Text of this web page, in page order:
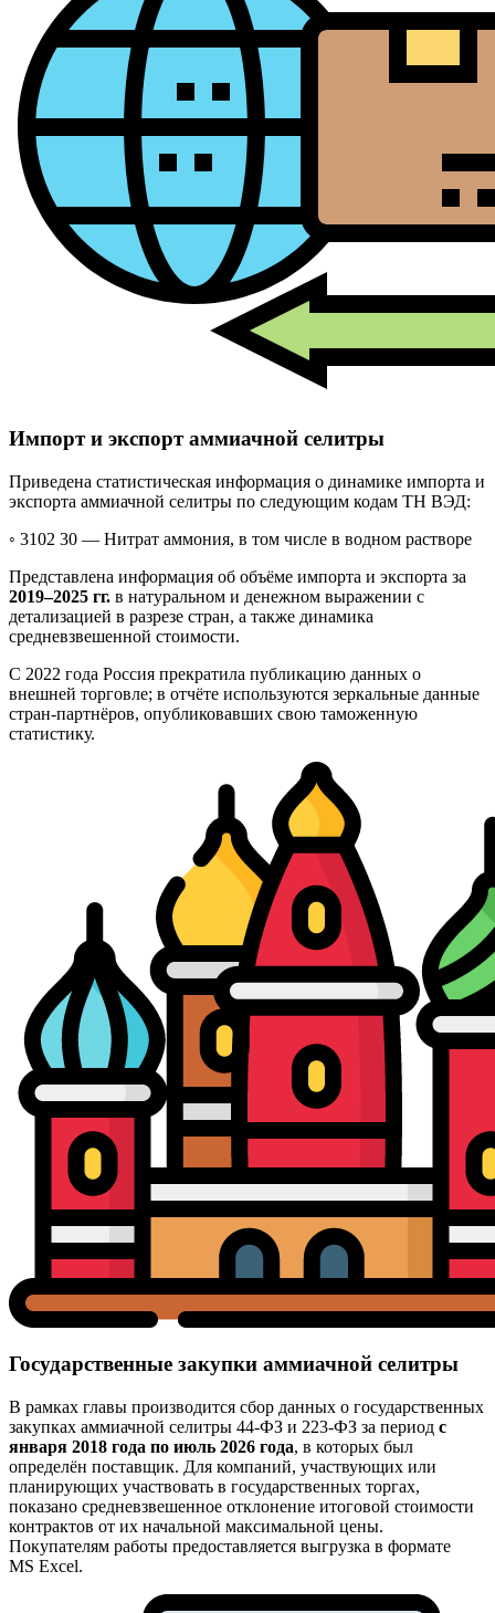
Импорт и экспорт аммиачной селитры
Приведена статистическая информация о динамике импорта и
экспорта аммиачной селитры по следующим кодам ТН ВЭД:
◦ 3102 30 — Нитрат аммония, в том числе в водном растворе
Представлена информация об объёме импорта и экспорта за
2019–2025 гг. в натуральном и денежном выражении с
детализацией в разрезе стран, а также динамика
средневзвешенной стоимости.
С 2022 года Россия прекратила публикацию данных о
внешней торговле; в отчёте используются зеркальные данные
стран-партнёров, опубликовавших свою таможенную
статистику.
Государственные закупки аммиачной селитры
В рамках главы производится сбор данных о государственных
закупках аммиачной селитры 44-ФЗ и 223-ФЗ за период с
января 2018 года по июль 2026 года, в которых был
определён поставщик. Для компаний, участвующих или
планирующих участвовать в государственных торгах,
показано средневзвешенное отклонение итоговой стоимости
контрактов от их начальной максимальной цены.
Покупателям работы предоставляется выгрузка в формате
MS Excel.